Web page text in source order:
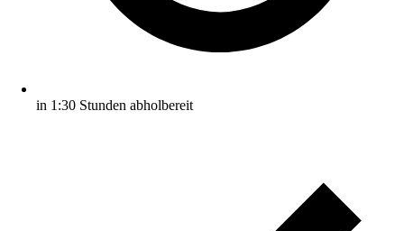
in 1:30 Stunden abholbereit